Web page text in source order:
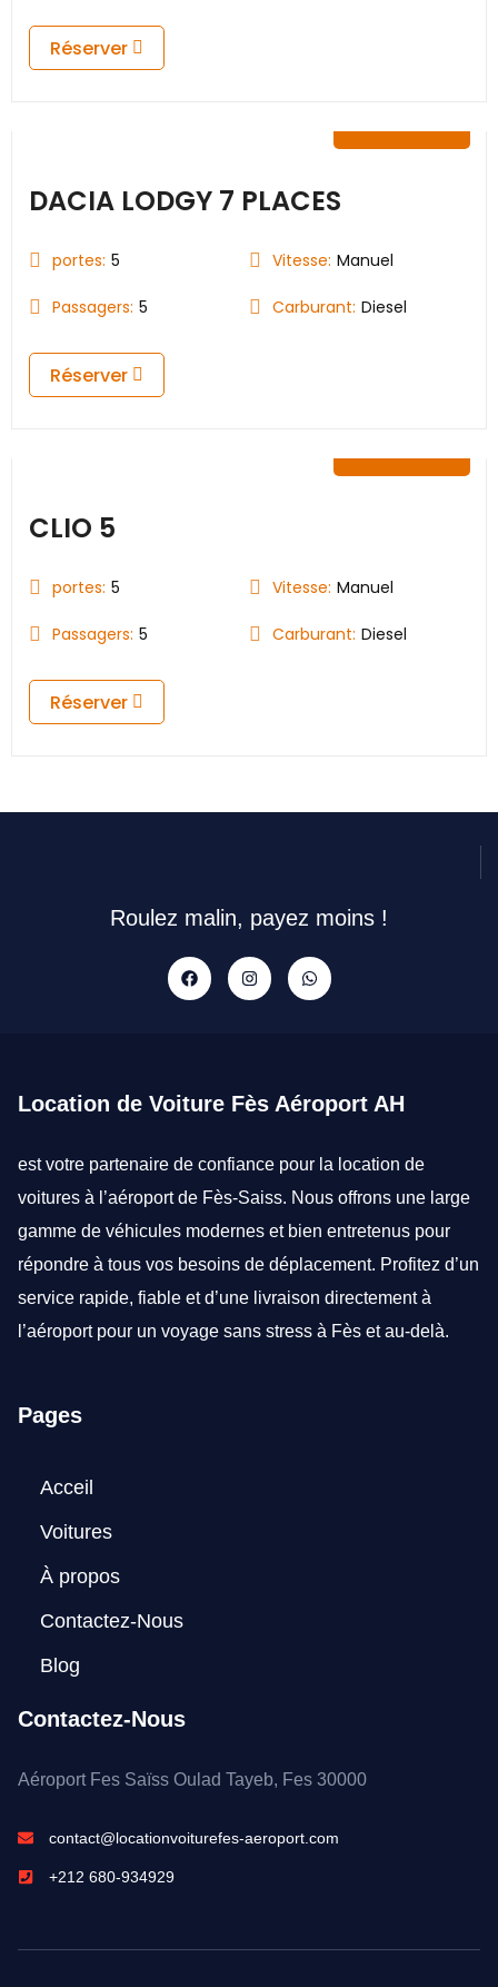
Réserver
DACIA LODGY 7 PLACES
portes: 5 Vitesse: Manuel
Passagers: 5 Carburant: Diesel
Réserver
CLIO 5
portes: 5 Vitesse: Manuel
Passagers: 5 Carburant: Diesel
Réserver
Roulez malin, payez moins !
Location de Voiture Fès Aéroport AH
est votre partenaire de confiance pour la location de
voitures à l’aéroport de Fès-Saiss. Nous offrons une large
gamme de véhicules modernes et bien entretenus pour
répondre à tous vos besoins de déplacement. Profitez d’un
service rapide, fiable et d’une livraison directement à
l’aéroport pour un voyage sans stress à Fès et au-delà.
Pages
Acceil
Voitures
À propos
Contactez-Nous
Blog
Contactez-Nous
Aéroport Fes Saïss Oulad Tayeb, Fes 30000
contact@locationvoiturefes-aeroport.com
+212 680-934929